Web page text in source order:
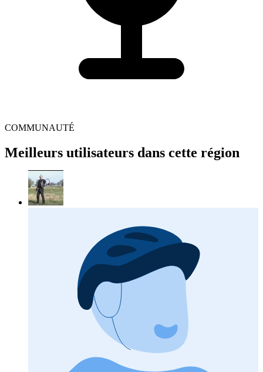
COMMUNAUTÉ
Meilleurs utilisateurs dans cette région